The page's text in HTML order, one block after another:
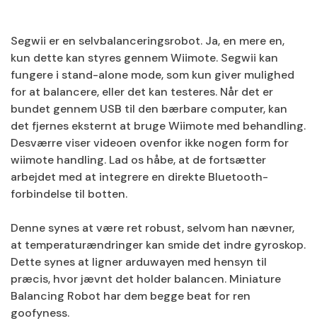
Segwii er en selvbalanceringsrobot. Ja, en mere en,
kun dette kan styres gennem Wiimote. Segwii kan
fungere i stand-alone mode, som kun giver mulighed
for at balancere, eller det kan testeres. Når det er
bundet gennem USB til den bærbare computer, kan
det fjernes eksternt at bruge Wiimote med behandling.
Desværre viser videoen ovenfor ikke nogen form for
wiimote handling. Lad os håbe, at de fortsætter
arbejdet med at integrere en direkte Bluetooth-
forbindelse til botten.
Denne synes at være ret robust, selvom han nævner,
at temperaturændringer kan smide det indre gyroskop.
Dette synes at ligner arduwayen med hensyn til
præcis, hvor jævnt det holder balancen. Miniature
Balancing Robot har dem begge beat for ren
goofyness.